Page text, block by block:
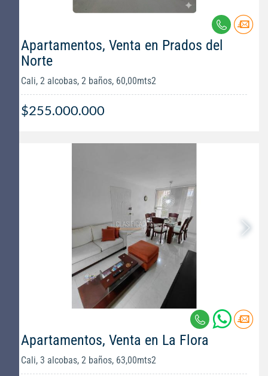
Apartamentos, Venta en Prados del
Norte
Cali, 2 alcobas, 2 baños, 60,00mts2
$255.000.000
Apartamentos, Venta en La Flora
Cali, 3 alcobas, 2 baños, 63,00mts2